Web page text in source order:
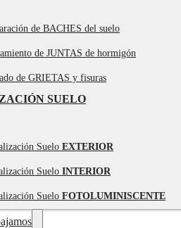
de BACHES del suelo
de JUNTAS de hormigón
de GRIETAS y fisuras
SUELO
Suelo EXTERIOR
Suelo INTERIOR
Suelo FOTOLUMINISCENTE